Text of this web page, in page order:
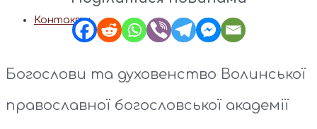
Контакти
Богослови та духовенство Волинської
православної богословської академії